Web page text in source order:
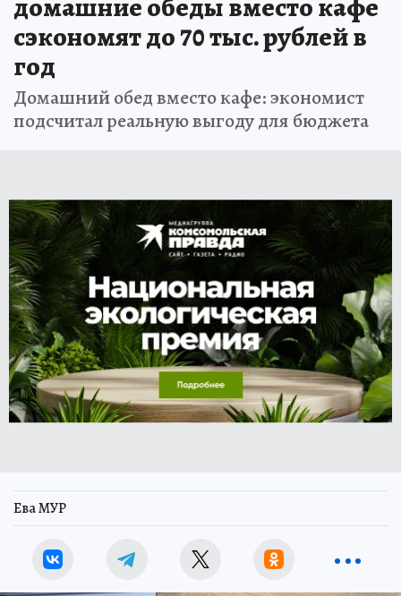
домашние обеды вместо кафе
сэкономят до 70 тыс. рублей в
год
Домашний обед вместо кафе: экономист
подсчитал реальную выгоду для бюджета
Ева МУР